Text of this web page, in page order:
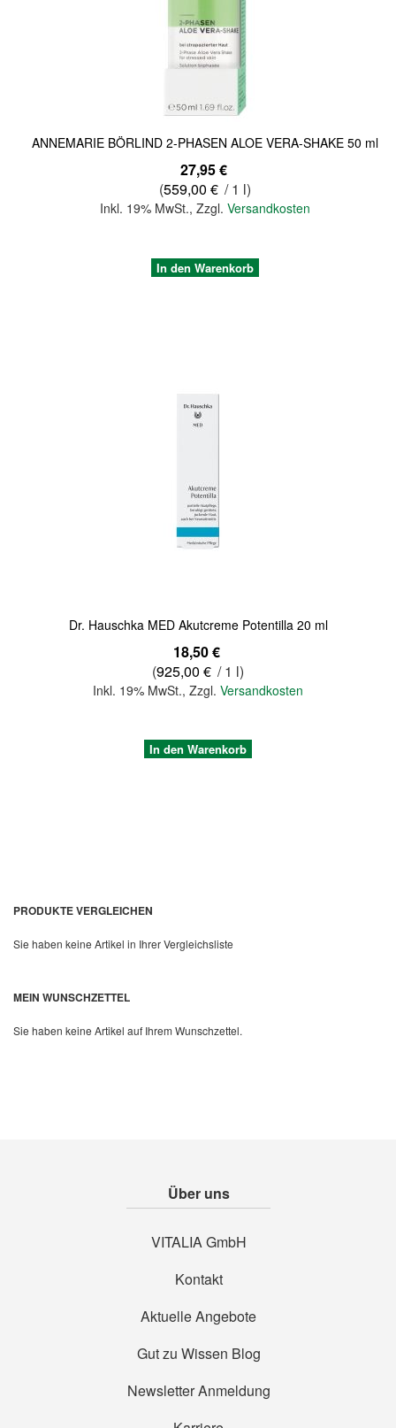
ANNEMARIE BÖRLIND 2-PHASEN ALOE VERA-SHAKE 50 ml
27,95 €
(559,00 € / 1 l)
Inkl. 19% MwSt.,Zzgl.Versandkosten
In den Warenkorb
Dr. Hauschka MED Akutcreme Potentilla 20 ml
18,50 €
(925,00 € / 1 l)
Inkl. 19% MwSt., Zzgl. Versandkosten
Quickview
In den Warenkorb
PRODUKTE VERGLEICHEN
Sie haben keine Artikel in Ihrer Vergleichsliste
MEIN WUNSCHZETTEL
Sie haben keine Artikel auf Ihrem Wunschzettel.
Über uns
VITALIA GmbH
Kontakt
Aktuelle Angebote
Gut zu Wissen Blog
Newsletter Anmeldung